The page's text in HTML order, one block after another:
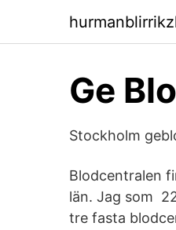
Ge
Stockholm
Blodcentralen
län. Jag som
tre fasta